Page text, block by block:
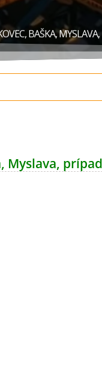
BAŠKA,
Myslava,